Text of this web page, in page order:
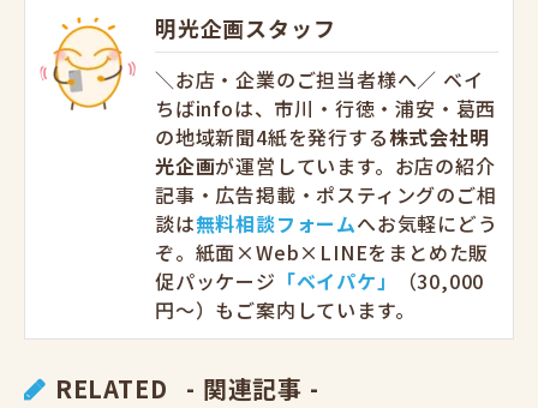
明光企画スタッフ
＼お店・企業のご担当者様へ／ ベイ
ちばinfoは、市川・行徳・浦安・葛西
の地域新聞4紙を発行する株式会社明
光企画が運営しています。お店の紹介
記事・広告掲載・ポスティングのご相
談は無料相談フォームへお気軽にどう
ぞ。紙面×Web×LINEをまとめた販
促パッケージ 「ベイパケ」
（30,000
円〜）もご案内しています。
RELATED - 関連記事 -